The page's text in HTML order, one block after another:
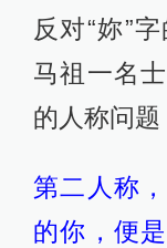
反对“妳”
马祖一名
的人称问题
第二人称
的你，便